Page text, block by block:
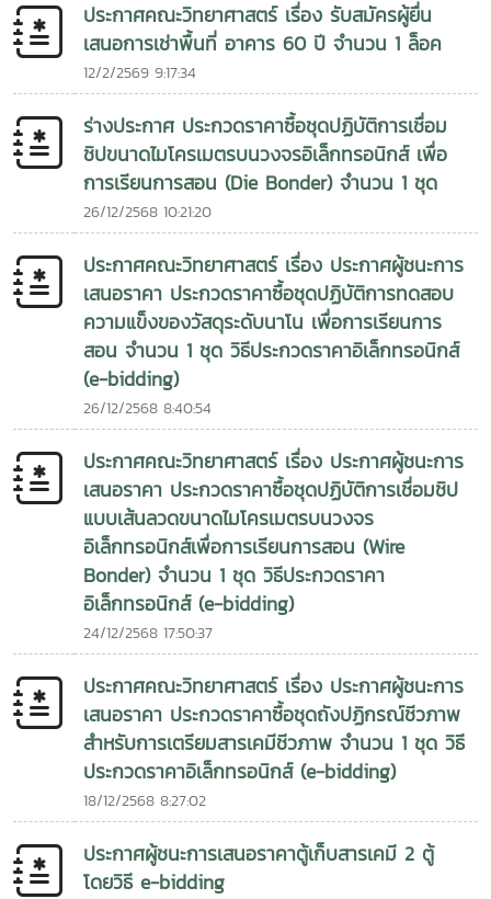
ประกาศคณะวิทยาศาสตร์ เรื่อง รับสมัครผู้ยื่น
เสนอการเช่าพื้นที่ อาคาร 60 ปี จำนวน 1 ล็อค
12/2/2569 9:17:34
ร่างประกาศ ประกวดราคาซื้อชุดปฏิบัติการเชื่อม
ชิปขนาดไมโครเมตรบนวงจรอิเล็กทรอนิกส์ เพื่อ
การเรียนการสอน (Die Bonder) จำนวน 1 ชุด
26/12/2568 10:21:20
ประกาศคณะวิทยาศาสตร์ เรื่อง ประกาศผู้ชนะการ
เสนอราคา ประกวดราคาซื้อชุดปฏิบัติการทดสอบ
ความแข็งของวัสดุระดับนาโน เพื่อการเรียนการ
สอน จำนวน 1 ชุด วิธีประกวดราคาอิเล็กทรอนิกส์
(e-bidding)
26/12/2568 8:40:54
ประกาศคณะวิทยาศาสตร์ เรื่อง ประกาศผู้ชนะการ
เสนอราคา ประกวดราคาซื้อชุดปฏิบัติการเชื่อมชิป
แบบเส้นลวดขนาดไมโครเมตรบนวงจร
อิเล็กทรอนิกส์เพื่อการเรียนการสอน (Wire
Bonder) จำนวน 1 ชุด วิธีประกวดราคา
อิเล็กทรอนิกส์ (e-bidding)
24/12/2568 17:50:37
ประกาศคณะวิทยาศาสตร์ เรื่อง ประกาศผู้ชนะการ
เสนอราคา ประกวดราคาซื้อชุดถังปฏิกรณ์ชีวภาพ
สำหรับการเตรียมสารเคมีชีวภาพ จำนวน 1 ชุด วิธี
ประกวดราคาอิเล็กทรอนิกส์ (e-bidding)
18/12/2568 8:27:02
ประกาศผู้ชนะการเสนอราคาตู้เก็บสารเคมี 2 ตู้
โดยวิธี e-bidding